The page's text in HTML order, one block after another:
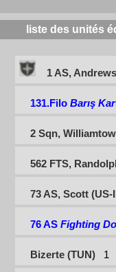
liste des unités
1 AS,
131.Filo Barış
2 Sqn,
562 FTS,
73 AS, Scott (US-
76 AS Fighting
Bizerte (TUN) 1